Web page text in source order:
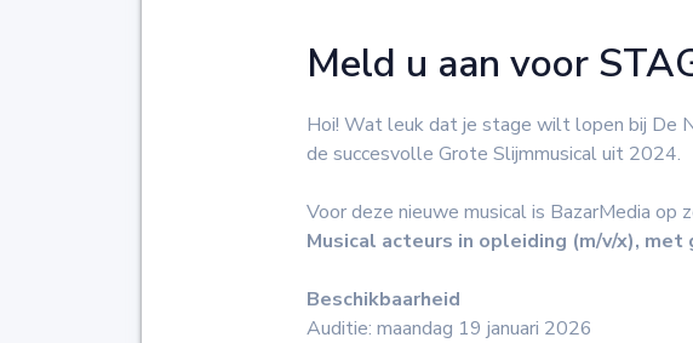
Meld u aan voor
Hoi! Wat leuk dat je stage wilt lopen bij De
de succesvolle Grote Slijmmusical uit 2024.
Voor deze nieuwe musical is BazarMedia op
Musical acteurs in opleiding (m/v/x),
Beschikbaarheid
Auditie: maandag 19 januari 2026